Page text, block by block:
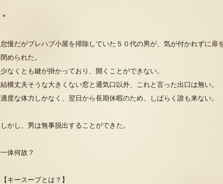
＊
怠慢だがプレハブ小屋を掃除していた５０代の男が、気が付かれずに扉
閉められた。
少なくとも鍵が掛かっており、開くことができない。
結構丈夫そうな大きくない窓と通気口以外、これと言った出口は無い。
適度な体力しかなく、翌日から長期休暇のため、しばらく誰も来ない。
しかし、男は無事脱出することができた。
一体何故？
【キースープとは？】